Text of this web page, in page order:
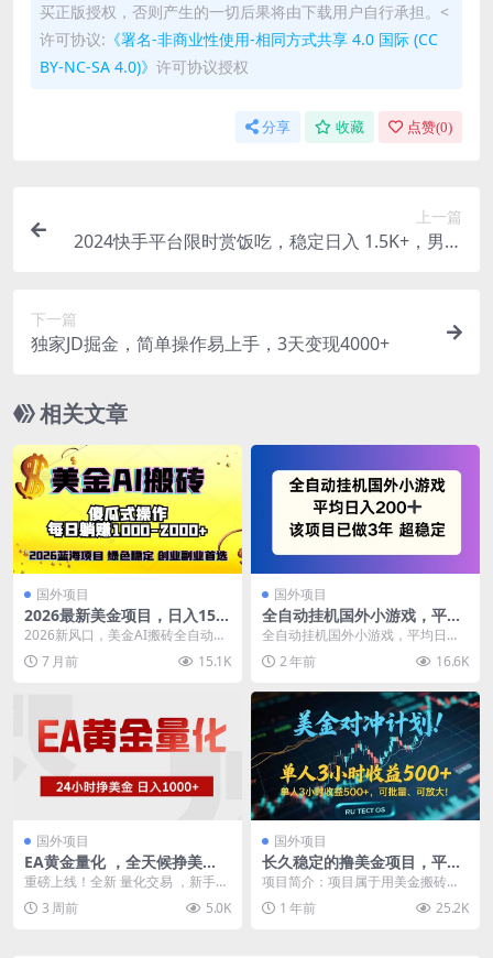
买正版授权，否则产生的一切后果将由下载用户自行承担。<
许可协议: 《署名-非商业性使用-相同方式共享 4.0 国际 (CC
BY-NC-SA 4.0)》 许可协议授权
分享 收藏 点赞(0)
上一篇
2024快手平台限时赏饭吃，稳定日入 1.5K+，男粉
下一篇
独家JD掘金，简单操作易上手，3天变现4000+
相关文章
国外项目
2026最新美金项目，日入150
0-4000+，轻松简单，每日躺
赚，副业创业首选，摆脱996
2026新风口，美金AI搬砖全自动对
冲项目，每日轻松躺赚1500-4000
+！ ...7 月前 15.1K
国外项目
全自动挂机国外小游戏，平均
日入200+，此项目已经做了3
年 稳定持久【揭秘】
全自动挂机国外小游戏，平均日入2
00+，此项目已经做了3年 稳定持久
【揭秘】 1...
2 年前 16.6K
国外项目
EA黄金量化 ，全天候挣美
金，小白易操作，日入1000+
重磅上线！全新 量化交易 ，新手也
能躺赚行情！24 小时不间断自动交
易，告别熬夜...
3 周前 5.0K
国外项目
长久稳定的撸美金项目，平均
3小时收入 500+，可公司实地
考察实地操作！
项目简介：项目属于用美金搬砖的
项目！合法合规！已稳定运行了七
八年！一天半天的就可...
1 年前 25.2K